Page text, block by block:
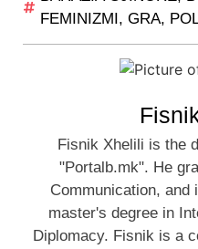
FEMINIZMI , GRA,
Fisnik Xhelili is the
"Portalb.mk". He
Communication,
master's degree in
Diplomacy. Fisnik is a